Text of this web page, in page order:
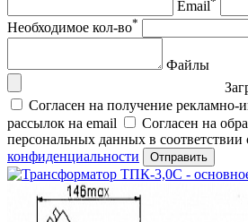
Email
Необходимое кол-во*
Файлы
Согласен на получение
рассылок на email
Согласен на
персональных данных в соответствии
конфиденциальности
Отправить